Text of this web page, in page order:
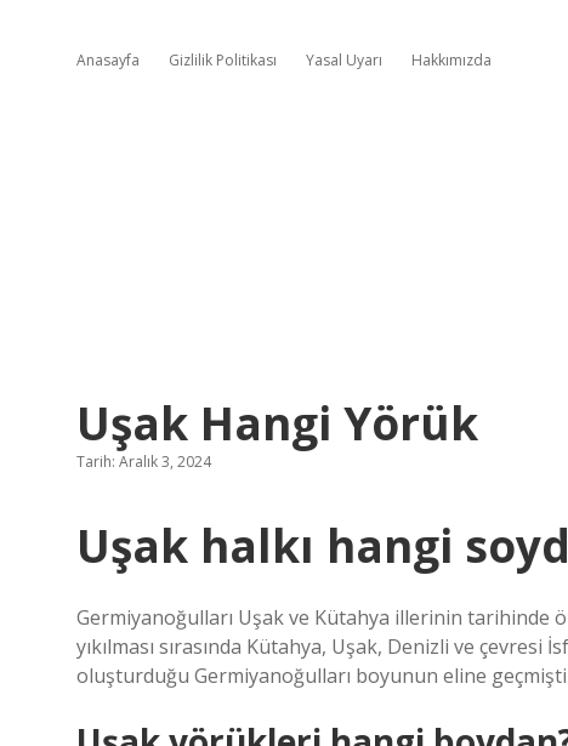
Anasayfa Gizlilik Politikası Yasal Uyarı Hakkımızda
Uşak Hangi Yörük
Tarih: Aralık 3, 2024
Uşak halkı hangi
Germiyanoğulları Uşak ve Kütahya illerinin tarihinde
yıkılması sırasında Kütahya, Uşak, Denizli ve
oluşturduğu Germiyanoğulları boyunun eline